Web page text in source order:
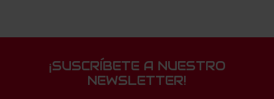
¡SUSCRÍBETE A NUESTRO
NEWSLETTER!